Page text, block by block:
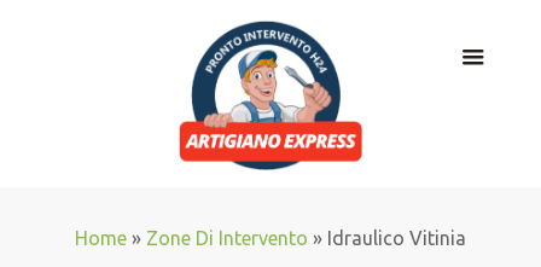
Home » Zone Di Intervento » Idraulico Vitinia